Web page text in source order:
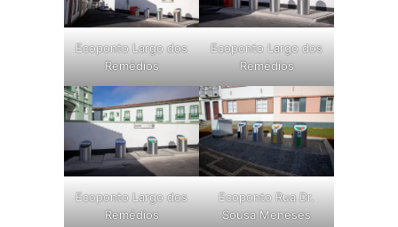
Ecoponto Largo dos
Remédios
Ecoponto Largo dos
Remédios
Ecoponto Largo dos
Remédios
Ecoponto Rua Dr.
Sousa Meneses